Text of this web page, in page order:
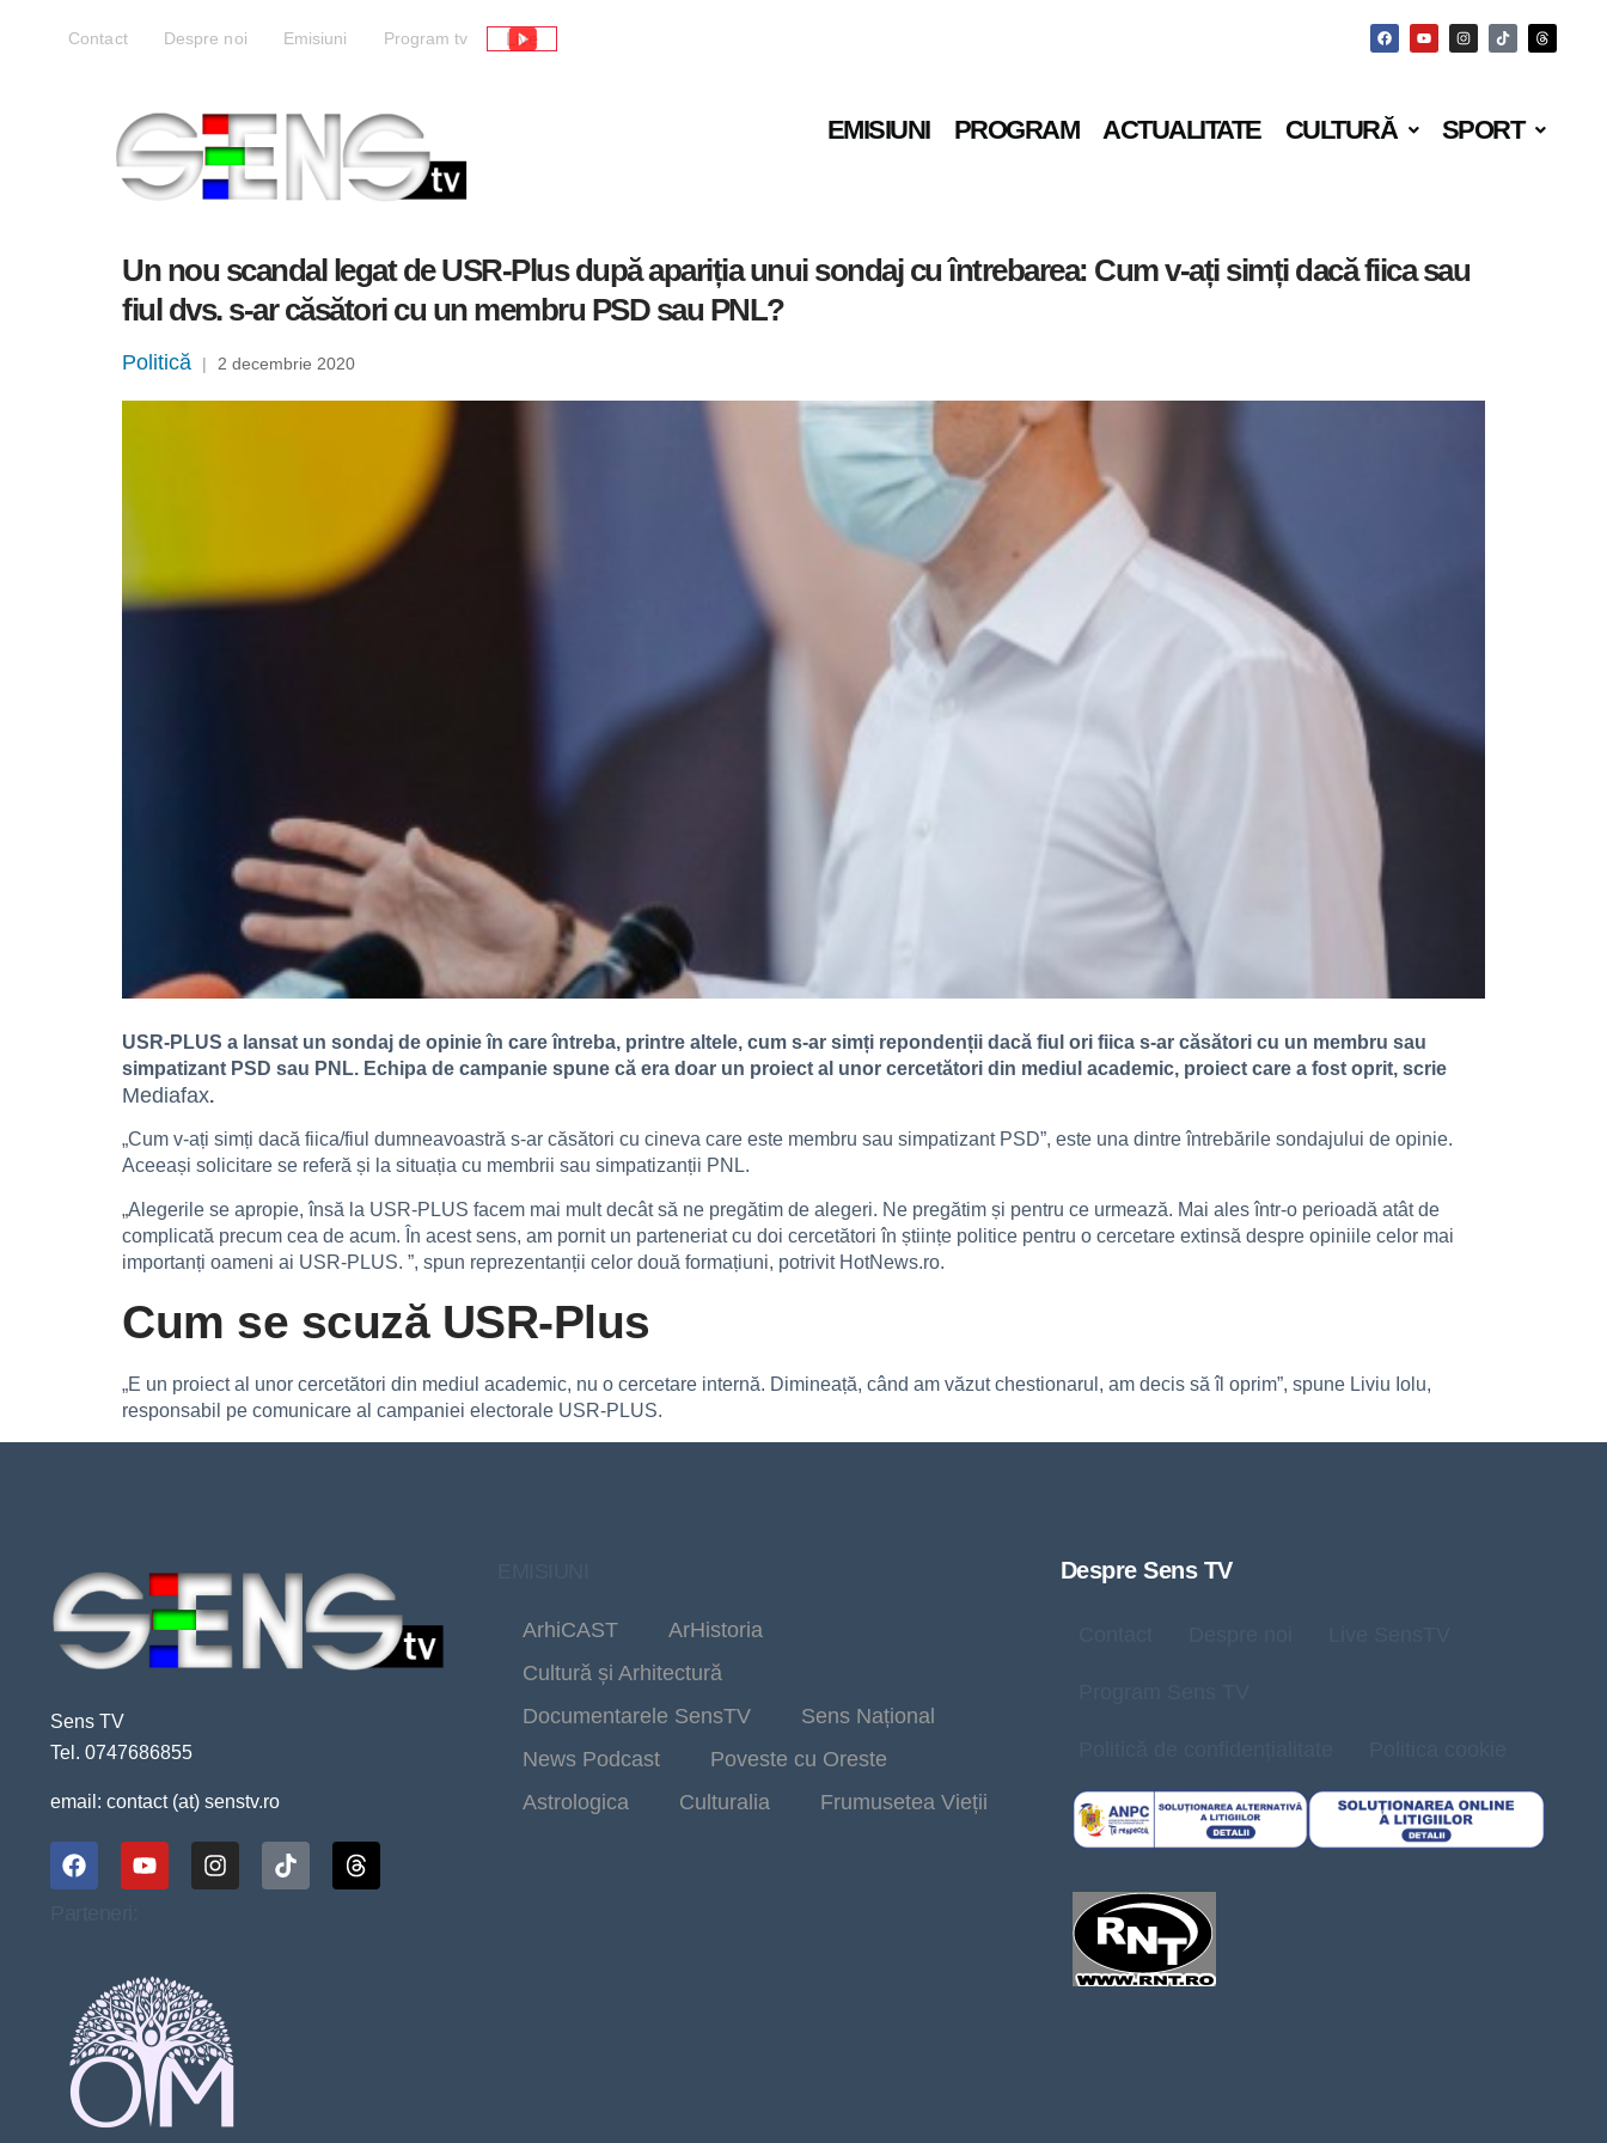
Contact Despre noi Emisiuni Program tv Live
EMISIUNI PROGRAM ACTUALITATE CULTURĂ SPORT
Un nou scandal legat de USR-Plus după apariția unui sondaj cu întrebarea: Cum v-ați simți dacă fiica sau
fiul dvs. s-ar căsători cu un membru PSD sau PNL?
Politică | 2 decembrie 2020
USR-PLUS a lansat un sondaj de opinie în care întreba, printre altele, cum s-ar simți repondenții dacă fiul ori fiica s-ar căsători cu un membru sau
simpatizant PSD sau PNL. Echipa de campanie spune că era doar un proiect al unor cercetători din mediul academic, proiect care a fost oprit, scrie
Mediafax.
„Cum v-ați simți dacă fiica/fiul dumneavoastră s-ar căsători cu cineva care este membru sau simpatizant PSD”, este una dintre întrebările sondajului de opinie.
Aceeași solicitare se referă și la situația cu membrii sau simpatizanții PNL.
„Alegerile se apropie, însă la USR-PLUS facem mai mult decât să ne pregătim de alegeri. Ne pregătim și pentru ce urmează. Mai ales într-o perioadă atât de
complicată precum cea de acum. În acest sens, am pornit un parteneriat cu doi cercetători în științe politice pentru o cercetare extinsă despre opiniile celor mai
importanți oameni ai USR-PLUS. ”, spun reprezentanții celor două formațiuni, potrivit HotNews.ro.
Cum se scuză USR-Plus
„E un proiect al unor cercetători din mediul academic, nu o cercetare internă. Dimineață, când am văzut chestionarul, am decis să îl oprim”, spune Liviu Iolu,
responsabil pe comunicare al campaniei electorale USR-PLUS.
Sens TV
Tel. 0747686855
email: contact (at) senstv.ro
ArhiCAST
ArHistoria
Cultură și Arhitectură
Documentarele SensTV
Sens Național
News Podcast
Poveste cu Oreste
Astrologica
Culturalia Frumusetea Vieții
Despre Sens TV